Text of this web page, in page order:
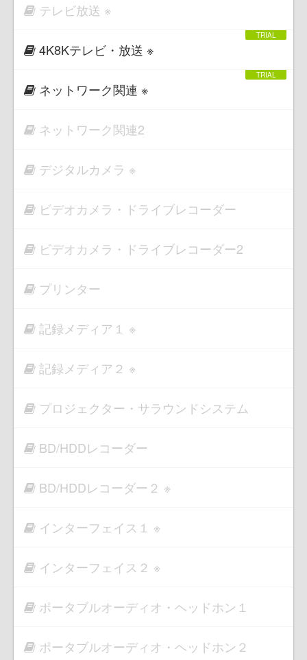
テレビ放送 ※
4K8Kテレビ・放送 ※
ネットワーク関連 ※
ネットワーク関連2
デジタルカメラ ※
ビデオカメラ・ドライブレコーダー
ビデオカメラ・ドライブレコーダー2
プリンター
記録メディア１ ※
記録メディア２ ※
プロジェクター・サラウンドシステム
BD/HDDレコーダー
BD/HDDレコーダー２ ※
インターフェイス１ ※
インターフェイス２ ※
ポータブルオーディオ・ヘッドホン１
ポータブルオーディオ・ヘッドホン２